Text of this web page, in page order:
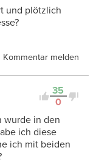
und plötzlich
Kommentar melden
35
0
wurde in den
ich diese
ich mit beiden